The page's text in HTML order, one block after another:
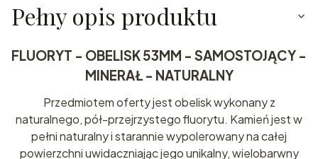
Pełny opis produktu
FLUORYT - OBELISK 53MM - SAMOSTOJĄCY -
MINERAŁ - NATURALNY
Przedmiotem oferty jest obelisk wykonany z
naturalnego, pół-przejrzystego fluorytu. Kamień jest w
pełni naturalny i starannie wypolerowany na całej
powierzchni uwidaczniając jego unikalny, wielobarwny